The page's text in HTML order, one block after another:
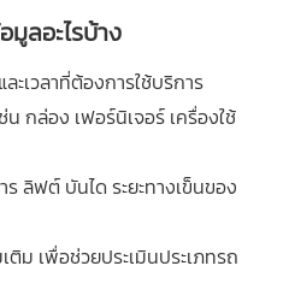
ลอะไรบ้าง
เวลาที่ต้องการใช้บริการ
กล่อง เฟอร์นิเจอร์ เครื่องใช้
ลิฟต์ บันได ระยะทางเข็นของ
ติม เพื่อช่วยประเมินประเภทรถ